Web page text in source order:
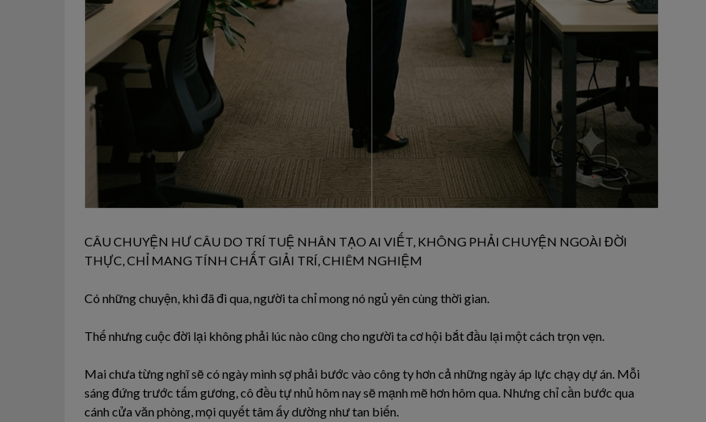
CÂU CHUYỆN HƯ CÂU DO TRÍ TUỆ NHÂN TẠO AI VIẾT, KHÔNG PHẢI CHUYỆN NGOÀI ĐỜI
THỰC, CHỈ MANG TÍNH CHẤT GIẢI TRÍ, CHIÊM NGHIỆM
Có những chuyện, khi đã đi qua, người ta chỉ mong nó ngủ yên cùng thời gian.
Thế nhưng cuộc đời lại không phải lúc nào cũng cho người ta cơ hội bắt đầu lại một cách trọn vẹn.
Mai chưa từng nghĩ sẽ có ngày mình sợ phải bước vào công ty hơn cả những ngày áp lực chạy dự án. Mỗi
sáng đứng trước tấm gương, cô đều tự nhủ hôm nay sẽ mạnh mẽ hơn hôm qua. Nhưng chỉ cần bước qua
cánh cửa văn phòng, mọi quyết tâm ấy dường như tan biến.